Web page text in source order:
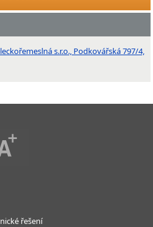
s.r.o., Podkovářská 797/4,
řešení